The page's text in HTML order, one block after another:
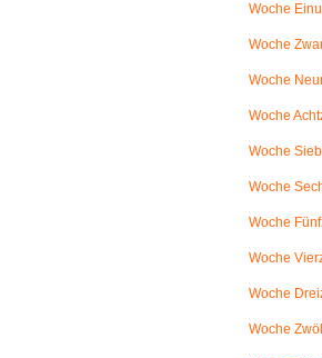
Woche
Woche
Woche
Woche
Woche
Woche
Woche
Woche
Woche
Woche